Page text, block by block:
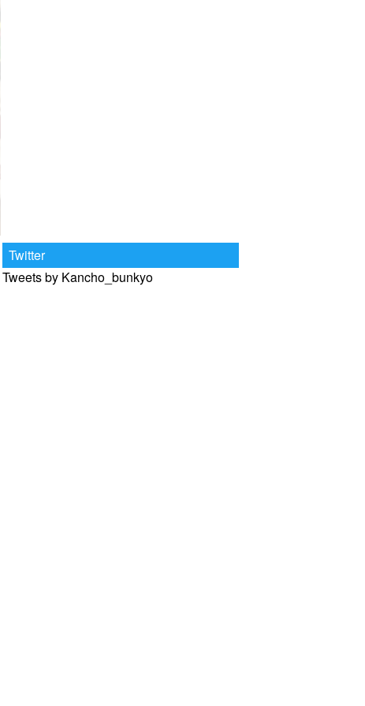
Twitter
Tweets by Kancho_bunkyo